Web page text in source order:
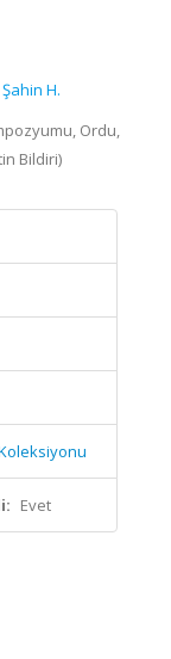
Şahin H.
Ordu,
Bildiri)
Koleksiyonu
Evet